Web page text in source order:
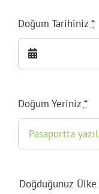
Doğum Tarihiniz *
Doğum Yeriniz *
Doğduğunuz Ülke